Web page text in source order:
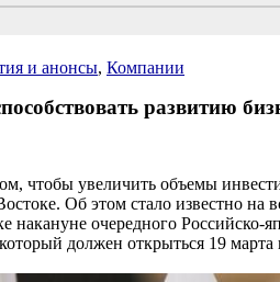
и анонсы, Компании
развитию
чтобы увеличить объемы
Об этом стало известно на
накануне очередного Российско-
должен открыться 19 марта